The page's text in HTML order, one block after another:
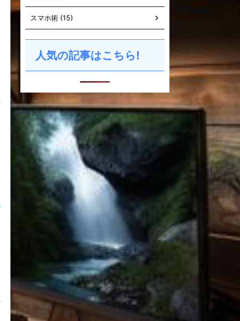
スマホ術 (15)
人気の記事はこちら!